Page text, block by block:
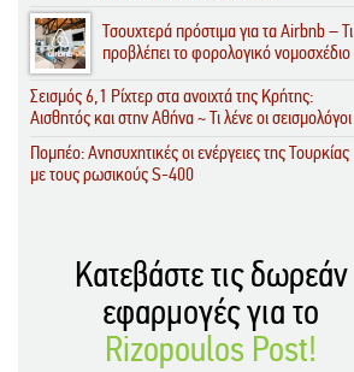
Τσουχτερά πρόστιμα για τα Airbnb – Τι
προβλέπει το φορολογικό νομοσχέδιο
Σεισμός 6,1 Ρίχτερ στα ανοιχτά της Κρήτης:
Αισθητός και στην Αθήνα ~ Τι λένε οι σεισμολόγοι
Πομπέο: Ανησυχητικές οι ενέργειες της Τουρκίας
με τους ρωσικούς S-400
Κατεβάστε τις δωρεάν
εφαρμογές για το
Rizopoulos Post!